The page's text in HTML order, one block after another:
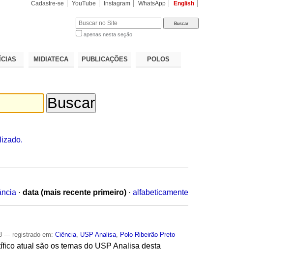
Cadastre-se YouTube Instagram WhatsApp English
apenas nesta seção
MIDIATECA PUBLICAÇÕES POLOS
· data (mais recente primeiro) · alfabeticamente
— registrado em:Ciência USP Analisa Polo Ribeirão Preto
atual são os temas do USP Analisa desta